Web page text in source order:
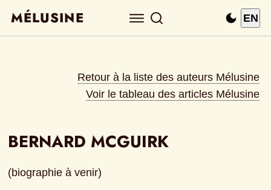
MÉLUSINE EN
Retour à la liste des auteurs Mélusine
Voir le tableau des articles Mélusine
BERNARD MCGUIRK
(biographie à venir)